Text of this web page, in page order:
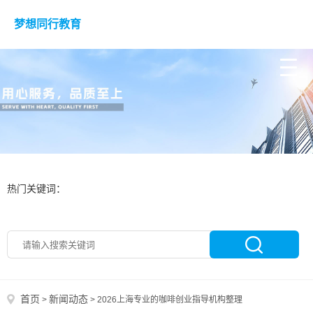
梦想同行教育
热门关键词：
首页 > 新闻动态 > 2026上海专业的咖啡创业指导机构整理